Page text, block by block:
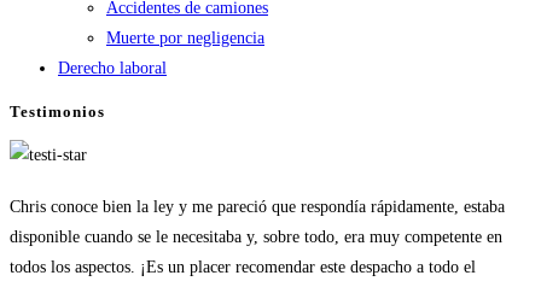
Accidentes de camiones
Muerte por negligencia
Derecho laboral
Testimonios
Chris conoce bien la ley y me pareció que respondía rápidamente, estaba
disponible cuando se le necesitaba y, sobre todo, era muy competente en
todos los aspectos. ¡Es un placer recomendar este despacho a todo el